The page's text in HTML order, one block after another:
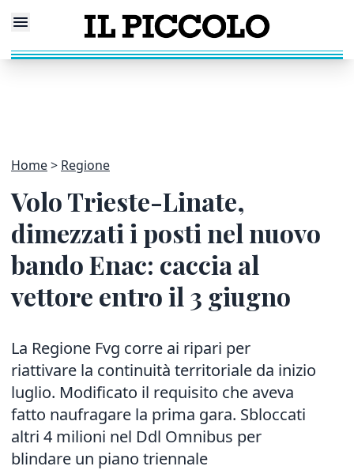
Home Regione
Volo Trieste-Linate,
dimezzati i posti nel nuovo
bando Enac: caccia al
vettore entro il 3 giugno
La Regione Fvg corre ai ripari per
riattivare la continuità territoriale da inizio
luglio. Modificato il requisito che aveva
fatto naufragare la prima gara. Sbloccati
altri 4 milioni nel Ddl Omnibus per
blindare un piano triennale